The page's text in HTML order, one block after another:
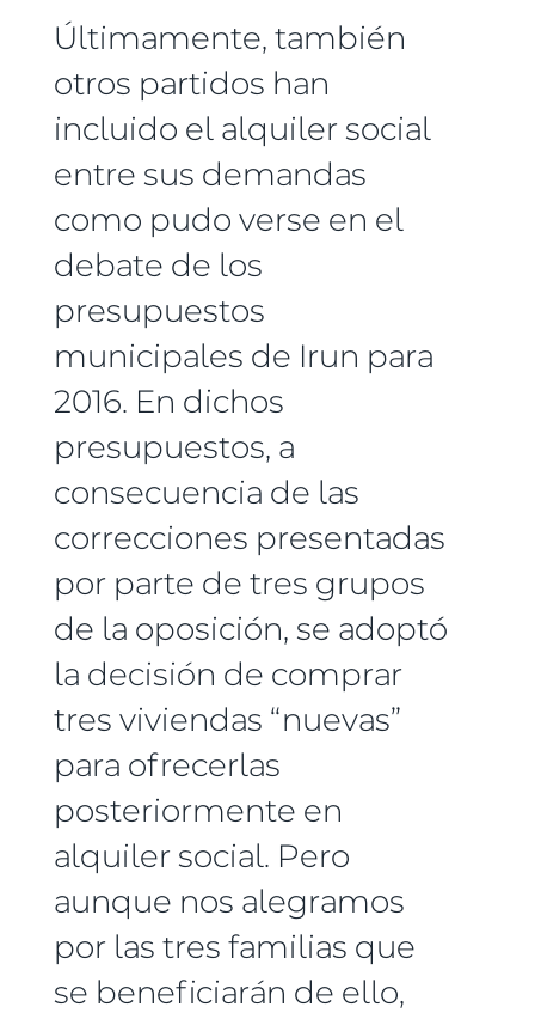
Últimamente, también
otros partidos han
incluido el alquiler social
entre sus demandas
como pudo verse en el
debate de los
presupuestos
municipales de Irun para
2016. En dichos
presupuestos, a
consecuencia de las
correcciones presentadas
por parte de tres grupos
de la oposición, se adoptó
la decisión de comprar
tres viviendas “nuevas”
para ofrecerlas
posteriormente en
alquiler social. Pero
aunque nos alegramos
por las tres familias que
se beneficiarán de ello,